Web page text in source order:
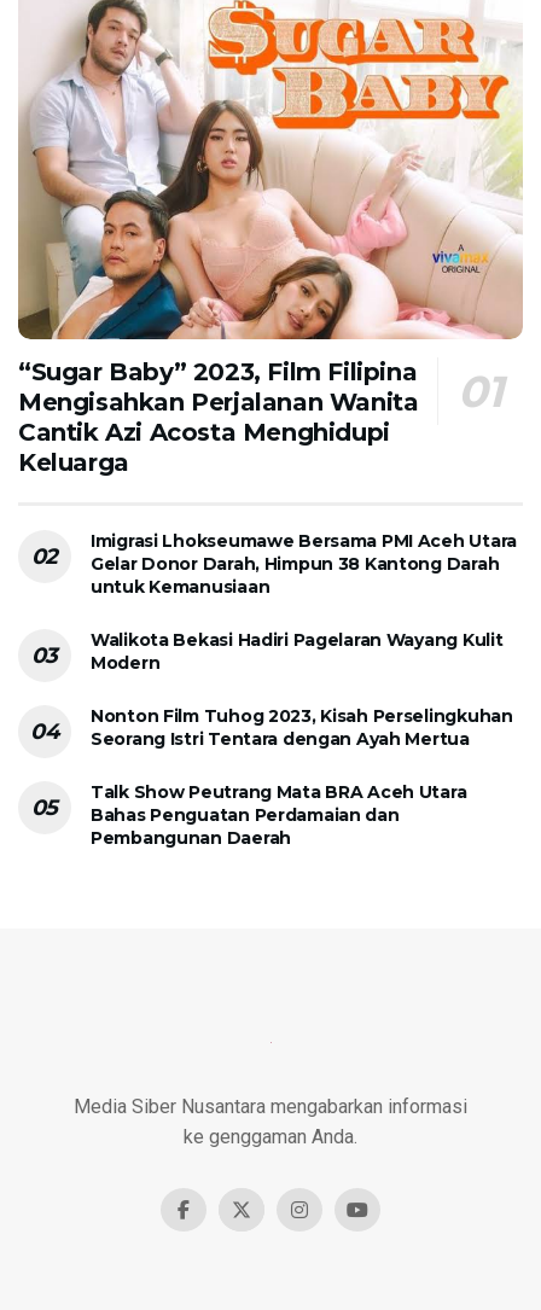
“Sugar Baby” 2023, Film Filipina
Mengisahkan Perjalanan Wanita
Cantik Azi Acosta Menghidupi
Keluarga
Imigrasi Lhokseumawe Bersama PMI Aceh Utara
Gelar Donor Darah, Himpun 38 Kantong Darah
untuk Kemanusiaan
Walikota Bekasi Hadiri Pagelaran Wayang Kulit
Modern
Nonton Film Tuhog 2023, Kisah Perselingkuhan
Seorang Istri Tentara dengan Ayah Mertua
Talk Show Peutrang Mata BRA Aceh Utara
Bahas Penguatan Perdamaian dan
Pembangunan Daerah
Media Siber Nusantara mengabarkan informasi
ke genggaman Anda.